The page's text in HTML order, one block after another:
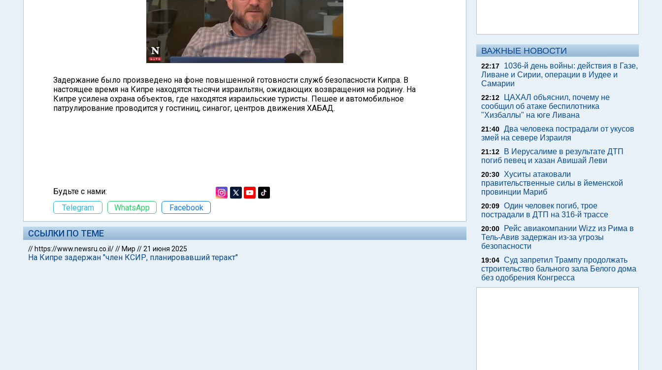
Задержание было произведено на фоне повышенной готовности служб безопасности Кипра. В
настоящее время на Кипре находятся тысячи израильтян, ожидающих возвращения на родину. На
Кипре усилена охрана объектов, где находятся израильские туристы. Пешее и автомобильное
патрулирование проводится у гостиниц, синагог, центров движения ХАБАД.
Будьте с нами:
Telegram
WhatsApp Facebook
ССЫЛКИ ПО ТЕМЕ
// https://www.newsru.co.il/// Мир //21 июня 2025
На Кипре задержан "член КСИР, планировавший теракт"
ВАЖНЫЕ НОВОСТИ
22:17
1036-й день войны: действия в Газе,
Ливане и Сирии, операции в Иудее и
Самарии
22:12
ЦАХАЛ объяснил, почему не
сообщил об атаке беспилотника
"Хизбаллы" на юге Ливана
21:40 Два человека пострадали от укусов
змей на севере Израиля
21:12
В Иерусалиме в результате ДТП
погиб певец и хазан Авишай Леви
20:30
Хуситы атаковали
правительственные силы в йеменской
провинции Мариб
20:09 Один человек погиб, трое
пострадали в ДТП на 316-й трассе
20:00
Рейс авиакомпании Wizz из Рима в
Тель-Авив задержан из-за угрозы
безопасности
19:04 Суд запретил Трампу продолжать
строительство бального зала Белого дома
без одобрения Конгресса